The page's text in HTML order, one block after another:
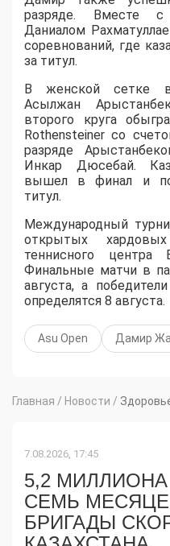
разряде. Вместе с
Даниалом
соревнований, где
за титул.
В женской сетке
Асылжан
второго круга
Rothensteiner со
разряде
Инкар Дюсебай.
вышел в финал и
титул.
Международный
открытых
теннисного
Финальные матчи в
августа, а
определятся 8 августа.
Asu Open Дамир
Главная / Новости /
7.08.2026, 17:45
5,2
СЕМЬ
БРИГАДЫ